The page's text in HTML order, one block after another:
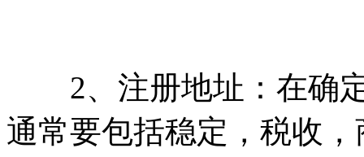
2、注册地址：在确定
通常要包括稳定，税收